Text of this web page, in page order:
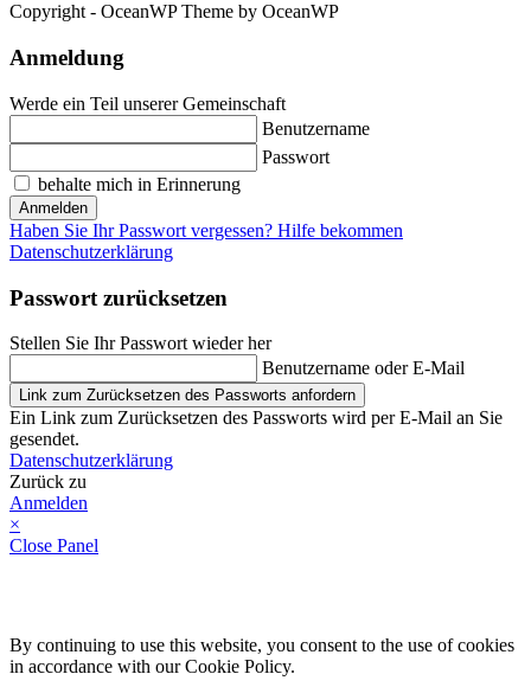
Copyright - OceanWP Theme by OceanWP
Anmeldung
Werde ein Teil unserer Gemeinschaft
Benutzername
Passwort
behalte mich in Erinnerung
Anmelden
Haben Sie Ihr Passwort vergessen? Hilfe bekommen
Datenschutzerklärung
Passwort zurücksetzen
Stellen Sie Ihr Passwort wieder her
Benutzername oder E-Mail
Link zum Zurücksetzen des Passworts anfordern
Ein Link zum Zurücksetzen des Passworts wird per E-Mail an Sie
gesendet.
Datenschutzerklärung
Zurück zu
Anmelden
×
Close Panel
By continuing to use this website, you consent to the use of cookies
in accordance with our Cookie Policy.